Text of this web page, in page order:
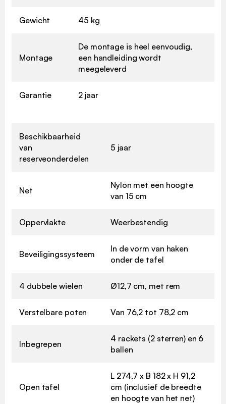
Gewicht 45 kg
Montage
De montage is heel eenvoudig,
een handleiding wordt
meegeleverd
Garantie 2 jaar
Beschikbaarheid
van
reserveonderdelen
5 jaar
Net
Nylon met een hoogte
van 15 cm
Oppervlakte Weerbestendig
Beveiligingssysteem
In de vorm van haken
onder de tafel
4 dubbele wielen Ø12,7 cm, met rem
Verstelbare poten Van 76,2 tot 78,2 cm
Inbegrepen
4 rackets (2 sterren) en 6
ballen
Open tafel
L 274,7 x B 182 x H 91,2
cm (inclusief de breedte
en hoogte van het net)